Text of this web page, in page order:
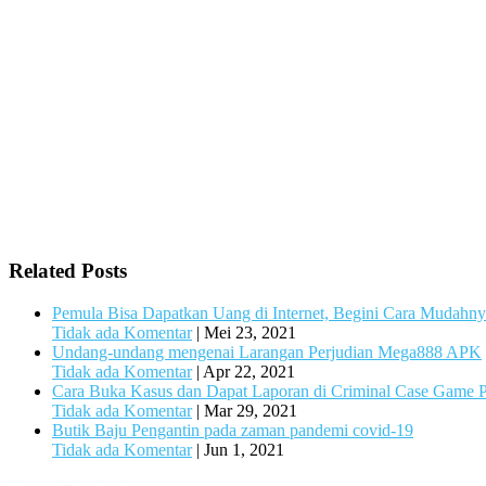
Related Posts
Pemula Bisa Dapatkan Uang di Internet, Begini Cara
Tidak ada Komentar| Mei 23, 2021
Undang-undang mengenai Larangan Perjudian Mega888 APK
Tidak ada Komentar| Apr 22, 2021
Cara Buka Kasus dan Dapat Laporan di Criminal Case Game
Tidak ada Komentar| Mar 29, 2021
Butik Baju Pengantin pada zaman pandemi covid-19
Tidak ada Komentar| Jun 1, 2021